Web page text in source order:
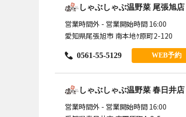
しゃぶしゃぶ温野菜 尾張旭店
営業時間外 - 営業開始時間 16:00
愛知県尾張旭市 南本地ｹ原町2-120
0561-55-5129 WEB予約
しゃぶしゃぶ温野菜 春日井店
営業時間外 - 営業開始時間 16:00